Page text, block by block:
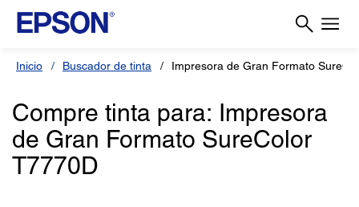
Inicio Buscador de tinta Impresora de Gran Formato
Compre tinta para: Impresora
de Gran Formato SureColor
T7770D